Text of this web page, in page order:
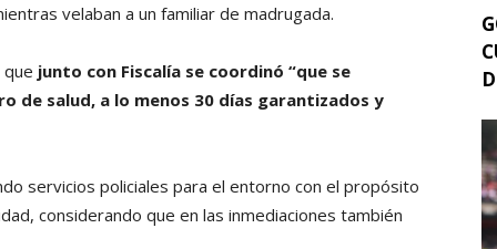
velaban a un familiar de madrugada.
junto con Fiscalía se coordinó “que se
de salud, a lo menos 30 días garantizados y
servicios policiales para el entorno con el propósito
considerando que en las inmediaciones también